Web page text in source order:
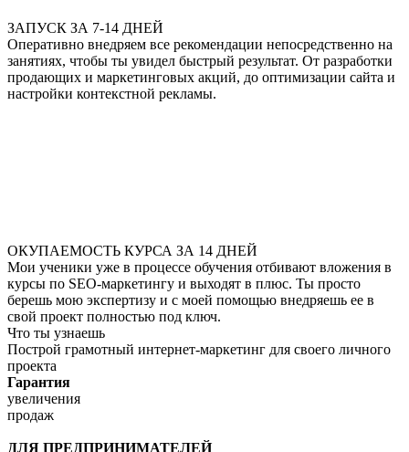
ЗАПУСК ЗА 7-14 ДНЕЙ
Оперативно внедряем все рекомендации непосредственно на
занятиях, чтобы ты увидел быстрый результат. От разработки
продающих и маркетинговых акций, до оптимизации сайта и
настройки контекстной рекламы.
ОКУПАЕМОСТЬ КУРСА ЗА 14 ДНЕЙ
Мои ученики уже в процессе обучения отбивают вложения в
курсы по SEO-маркетингу и выходят в плюс. Ты просто
берешь мою экспертизу и с моей помощью внедряешь ее в
свой проект полностью под ключ.
Что ты узнаешь
Построй грамотный интернет-маркетинг для своего личного
проекта
Гарантия
увеличения
продаж
ДЛЯ ПРЕДПРИНИМАТЕЛЕЙ